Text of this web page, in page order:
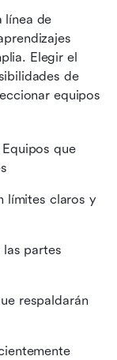
línea de
Elegir el
de
equipos
Equipos que
límites claros y
las partes
respaldarán